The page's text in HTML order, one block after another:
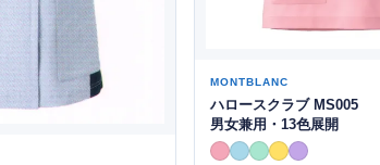
MONTBLANC
ハロースクラブ MS005
男女兼用・13色展開